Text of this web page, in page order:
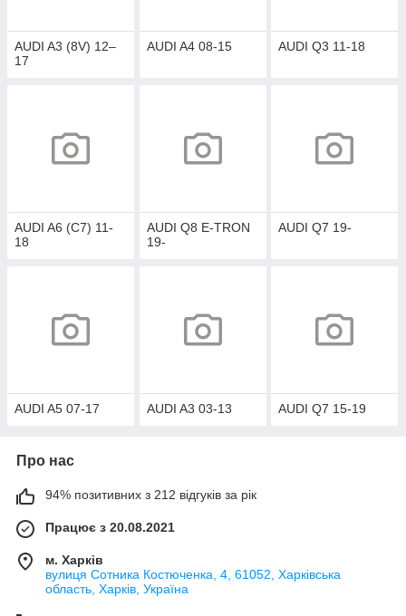
AUDI A3 (8V) 12–
17
AUDI A4 08-15 AUDI Q3 11-18
AUDI A6 (C7) 11-
18
AUDI Q8 E-TRON
19-
AUDI Q7 19-
AUDI A5 07-17 AUDI A3 03-13 AUDI Q7 15-19
Про нас
94% позитивних з 212 відгуків за рік
Працює з 20.08.2021
м. Харків
вулиця Сотника Костюченка, 4, 61052, Харківська
область, Харків, Україна